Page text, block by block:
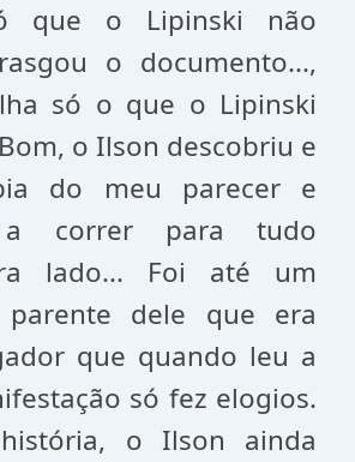
que o Lipinski não
o documento...,
só o que o Lipinski
o Ilson descobriu e
do meu parecer e
a correr para tudo
lado... Foi até um
dele que era
que quando leu a
só fez elogios.
o Ilson ainda